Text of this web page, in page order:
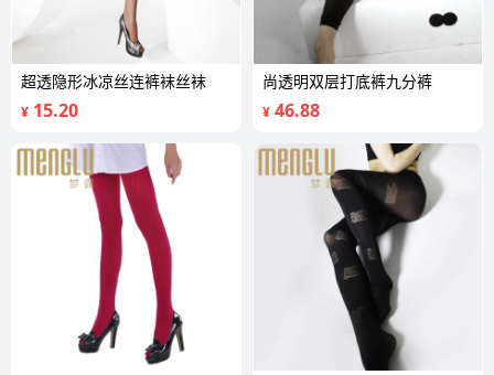
超透隐形冰凉丝连裤袜丝袜
¥ 15.20
尚透明双层打底裤九分裤
¥ 46.88